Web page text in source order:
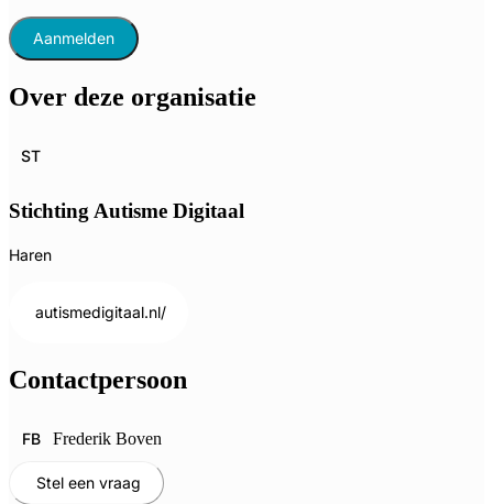
Aanmelden
Over deze organisatie
ST
Stichting Autisme Digitaal
Haren
autismedigitaal.nl/
Contactpersoon
FB Frederik Boven
Stel een vraag